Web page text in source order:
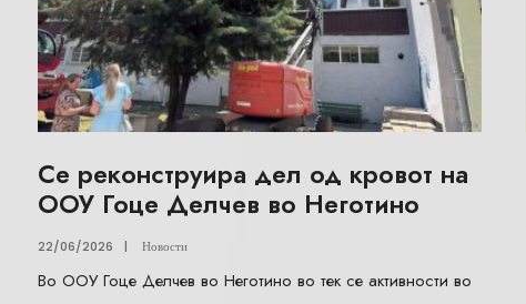
Се реконструира дел од кровот на
ООУ Гоце Делчев во Неготино
22/06/2026 | Новости
Во ООУ Гоце Делчев во Неготино во тек се активности во